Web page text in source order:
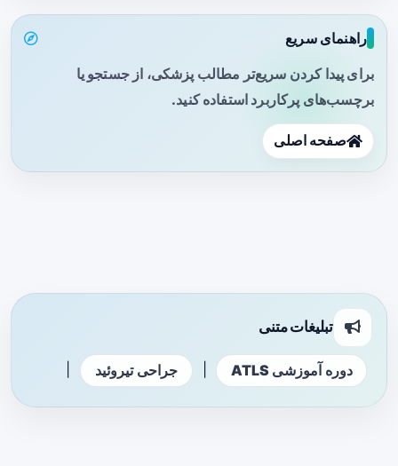
راهنمای سریع
برای پیدا کردن سریع‌تر مطالب پزشکی، از جستجو یا
برچسب‌های پرکاربرد استفاده کنید.
صفحه اصلی
تبلیغات متنی
دوره آموزشی ATLS جراحی تیروئید